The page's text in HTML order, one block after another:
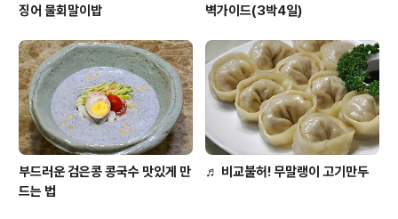
징어 물회말이밥
벽가이드(3박4일)
부드러운 검은콩 콩국수 맛있게 만
드는 법
♬ 비교불허! 무말랭이 고기만두